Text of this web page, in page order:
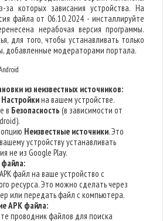
которых зависания устройства. На
файла от 06.10.2024 - инсталлируйте
нерабочая версия программы.
для того, чтобы устанавливать только
добавленные модераторами портала.
из неизвестных источников:
Настройкина вашем устройстве.
в Безопасность (в зависимости от
Неизвестные источники. Это
устройству устанавливать
не из Google Play.
файла:
файл на ваше устройство с
ресурса. Это можно сделать через
или передать файл с компьютера.
APK файла:
проводник файлов для поиска